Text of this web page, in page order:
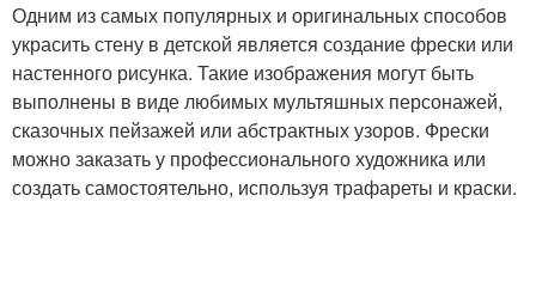
Одним из самых популярных и оригинальных способов
украсить стену в детской является создание фрески или
настенного рисунка. Такие изображения могут быть
выполнены в виде любимых мультяшных персонажей,
сказочных пейзажей или абстрактных узоров. Фрески
можно заказать у профессионального художника или
создать самостоятельно, используя трафареты и краски.